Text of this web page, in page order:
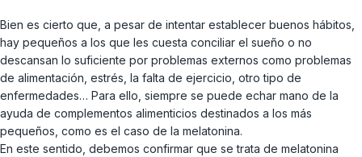
Bien es cierto que, a pesar de intentar establecer buenos hábitos,
hay pequeños a los que les cuesta conciliar el sueño o no
descansan lo suficiente por problemas externos como problemas
de alimentación, estrés, la falta de ejercicio, otro tipo de
enfermedades… Para ello, siempre se puede echar mano de la
ayuda de complementos alimenticios destinados a los más
pequeños, como es el caso de la melatonina.
En este sentido, debemos confirmar que se trata de melatonina